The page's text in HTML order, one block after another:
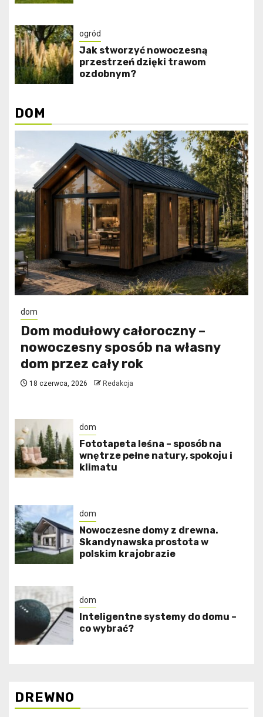
ogród
Jak stworzyć nowoczesną
przestrzeń dzięki trawom
ozdobnym?
DOM
dom
Dom modułowy całoroczny –
nowoczesny sposób na własny
dom przez cały rok
18 czerwca, 2026 Redakcja
dom
​Fototapeta leśna – sposób na
wnętrze pełne natury, spokoju i
klimatu
dom
Nowoczesne domy z drewna.
Skandynawska prostota w
polskim krajobrazie
dom
Inteligentne systemy do domu –
co wybrać?
DREWNO